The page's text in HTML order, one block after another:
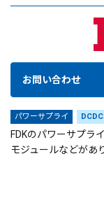
お問い合わせ
パワーサプライ
FDKのパワーサプラ
モジュールなどがあ